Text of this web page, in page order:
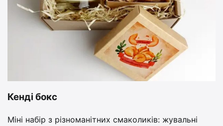
Кенді бокс
Міні набір з різноманітних смаколиків: жувальні